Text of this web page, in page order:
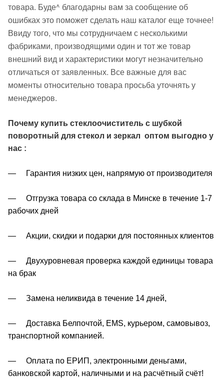
товара. Буде^ благодарны вам за сообщение об
ошибках это поможет сделать наш каталог еще точнее!
Ввиду того, что мы сотрудничаем с несколькими
фабриками, производящими один и тот же товар
внешний вид и характеристики могут незначительно
отличаться от заявленных. Все важные для вас
моменты относительно товара просьба уточнять у
менеджеров.
Почему купить стеклоочиститель c шубкой
поворотный для стекол и зеркал оптом выгодно у
нас :
— Гарантия низких цен, напрямую от производителя
— Отгрузка товара со склада в Минске в течение 1-7
рабочих дней
— Акции, скидки и подарки для постоянных клиентов
— Двухуровневая проверка каждой единицы товара
на брак
— Замена неликвида в течение 14 дней,
— Доставка Белпочтой, EMS, курьером, самовывоз,
транспортной компанией.
— Оплата по ЕРИП, электронными деньгами,
банковской картой, наличными и на расчётный счёт!